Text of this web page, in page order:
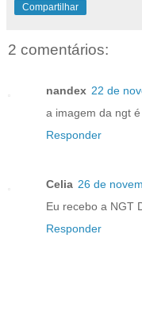
Compartilhar
2 comentários:
nandex 22 de
a imagem da ngt
Responder
Celia 26 de
Eu recebo a NGT
Responder